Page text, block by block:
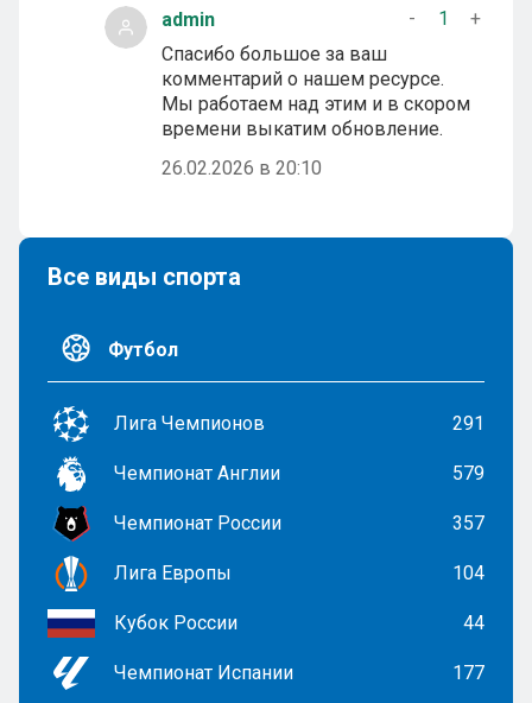
admin - 1
+
Спасибо большое за ваш
комментарий о нашем ресурсе.
Мы работаем над этим и в скором
времени выкатим обновление.
26.02.2026 в 20:10
Все виды спорта
Футбол
Лига Чемпионов 291
Чемпионат Англии 579
Чемпионат России 357
Лига Европы 104
Кубок России 44
Чемпионат Испании 177